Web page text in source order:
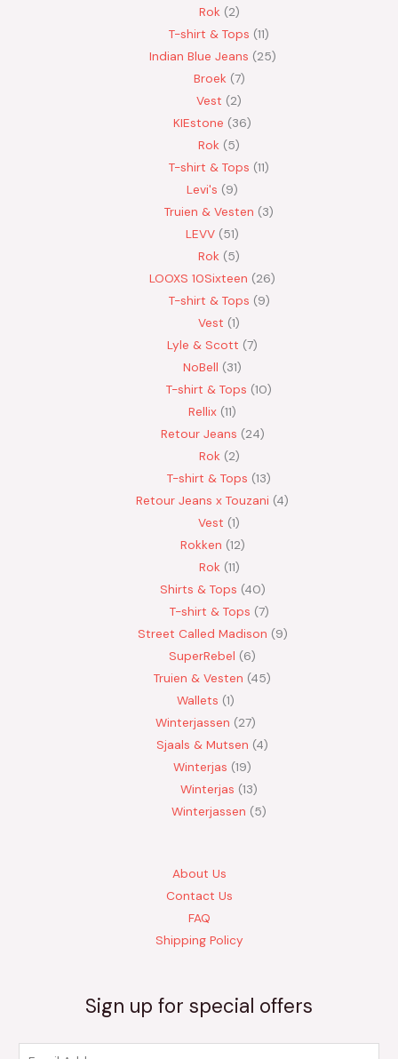
Rok 2
T-shirt & Tops 11
Indian Blue Jeans 25
Broek 7
Vest
2
KIEstone
36
Rok
5
T-shirt & Tops 11
Levi's
9
Truien & Vesten
3
LEVV 51
Rok
5
LOOXS 10Sixteen
26
T-shirt & Tops 9
Vest 1
Lyle & Scott 7
NoBell
31
T-shirt & Tops 10
Rellix 11
Retour Jeans 24
Rok 2
T-shirt & Tops 13
Retour Jeans x Touzani 4
Vest 1
Rokken 12
Rok 11
Shirts & Tops 40
T-shirt & Tops 7
Street Called Madison 9
SuperRebel
6
Truien & Vesten 45
Wallets 1
Winterjassen
27
Sjaals & Mutsen 4
Winterjas 19
Winterjas 13
Winterjassen
5
About Us
Contact Us
FAQ
Shipping Policy
Sign up for special offers